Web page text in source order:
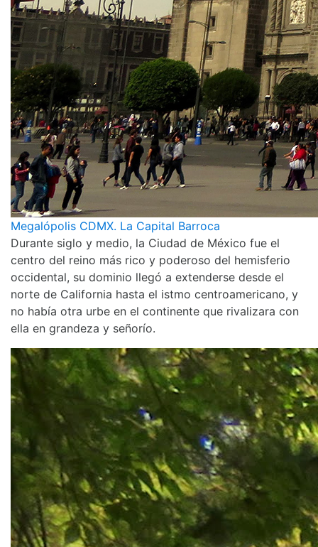
Megalópolis CDMX. La Capital Barroca
Durante siglo y medio, la Ciudad de México fue el
centro del reino más rico y poderoso del hemisferio
occidental, su dominio llegó a extenderse desde el
norte de California hasta el istmo centroamericano, y
no había otra urbe en el continente que rivalizara con
ella en grandeza y señorío.